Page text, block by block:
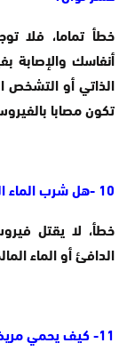
خطأ تماما، فلا
أنفاسك والإصابة
الذاتي أو التشخص
تكون مصابا
10 -هل شرب الماء المستمر يغسل فيروس كورونا؟
خطأ، لا يقتل
الدافئ أو الماء
11- كيف يحمي مريض السكري نفسه من فيروس كورونا؟